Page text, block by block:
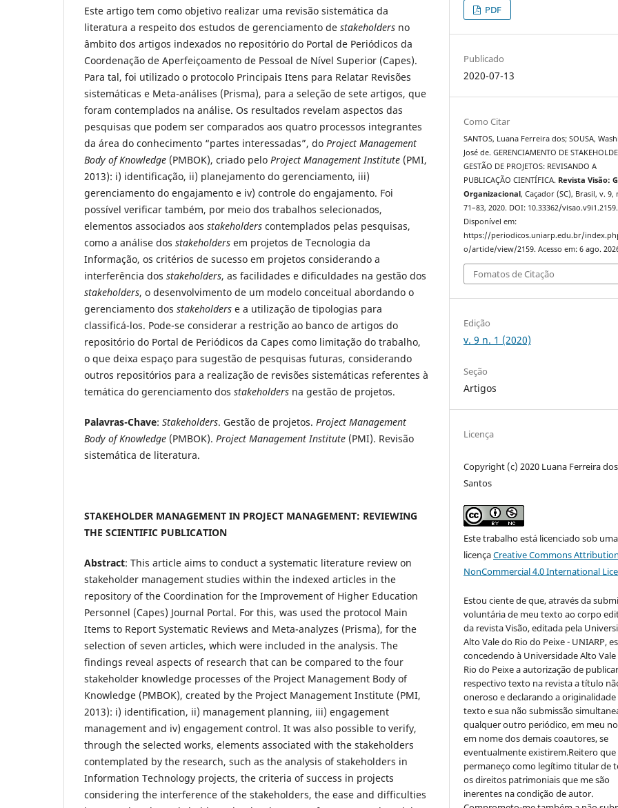
Este artigo tem como objetivo realizar uma revisão sistemática da
literatura a respeito dos estudos de gerenciamento de stakeholders no
âmbito dos artigos indexados no repositório do Portal de Periódicos da
Coordenação de Aperfeiçoamento de Pessoal de Nível Superior (Capes).
Para tal, foi utilizado o protocolo Principais Itens para Relatar Revisões
sistemáticas e Meta-análises (Prisma), para a seleção de sete artigos, que
foram contemplados na análise. Os resultados revelam aspectos das
pesquisas que podem ser comparados aos quatro processos integrantes
da área do conhecimento “partes interessadas”, do Project Management
Body of Knowledge (PMBOK), criado pelo Project Management Institute (PMI,
2013): i) identificação, ii) planejamento do gerenciamento, iii)
gerenciamento do engajamento e iv) controle do engajamento. Foi
possível verificar também, por meio dos trabalhos selecionados,
elementos associados aos stakeholders contemplados pelas pesquisas,
como a análise dos stakeholders em projetos de Tecnologia da
Informação, os critérios de sucesso em projetos considerando a
interferência dos stakeholders, as facilidades e dificuldades na gestão dos
stakeholders, o desenvolvimento de um modelo conceitual abordando o
gerenciamento dos stakeholders e a utilização de tipologias para
classificá-los. Pode-se considerar a restrição ao banco de artigos do
repositório do Portal de Periódicos da Capes como limitação do trabalho,
o que deixa espaço para sugestão de pesquisas futuras, considerando
outros repositórios para a realização de revisões sistemáticas referentes à
temática do gerenciamento dos stakeholders na gestão de projetos.
Palavras-Chave: Stakeholders. Gestão de projetos. Project Management
Body of Knowledge (PMBOK). Project Management Institute (PMI). Revisão
sistemática de literatura.
STAKEHOLDER MANAGEMENT IN PROJECT MANAGEMENT: REVIEWING
THE SCIENTIFIC PUBLICATION
Abstract: This article aims to conduct a systematic literature review on
stakeholder management studies within the indexed articles in the
repository of the Coordination for the Improvement of Higher Education
Personnel (Capes) Journal Portal. For this, was used the protocol Main
Items to Report Systematic Reviews and Meta-analyzes (Prisma), for the
selection of seven articles, which were included in the analysis. The
findings reveal aspects of research that can be compared to the four
stakeholder knowledge processes of the Project Management Body of
Knowledge (PMBOK), created by the Project Management Institute (PMI,
2013): i) identification, ii) management planning, iii) engagement
management and iv) engagement control. It was also possible to verify,
through the selected works, elements associated with the stakeholders
contemplated by the research, such as the analysis of stakeholders in
Information Technology projects, the criteria of success in projects
considering the interference of the stakeholders, the ease and difficulties
PDF
Publicado
2020-07-13
Como Citar
SANTOS, Luana Ferreira dos; SOUSA,
José de. GERENCIAMENTO DE
GESTÃO DE PROJETOS: REVISANDO A
PUBLICAÇÃO CIENTÍFICA. Revista Visão:
Organizacional, Caçador (SC), Brasil, v. 9,
71–83, 2020. DOI: 10.33362/visao.v9i1.2159.
Disponível em:
https://periodicos.uniarp.edu.br/
o/article/view/2159. Acesso em: 6 ago.
Fomatos de Citação
Edição
v. 9 n. 1 (2020)
Seção
Artigos
Licença
Copyright (c) 2020 Luana Ferreira dos
Santos
Este trabalho está licenciado sob uma
licençaCreative Commons
NonCommercial 4.0 International
Estou ciente de que, através da
voluntária de meu texto ao corpo
da revista Visão, editada pela
Alto Vale do Rio do Peixe - UNIARP,
concedendo à Universidade Alto
Rio do Peixe a autorização de
respectivo texto na revista a título
oneroso e declarando a
texto e sua não submissão
qualquer outro periódico, em meu
em nome dos demais coautores, se
eventualmente existirem.Reitero que
permaneço como legítimo titular de
os direitos patrimoniais que me são
inerentes na condição de autor.